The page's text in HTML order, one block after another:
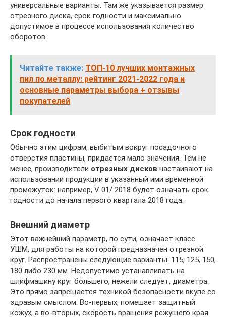
универсальные варианты. Там же указывается размер
отрезного диска, срок годности и максимально
допустимое в процессе использования количество
оборотов.
Читайте также: ТОП-10 лучших монтажных
пил по металлу: рейтинг 2021-2022 года и
основные параметры выбора + отзывы
покупателей
Срок годности
Обычно этим цифрам, выбитым вокруг посадочного
отверстия пластины, придается мало значения. Тем не
менее, производители отрезных дисков настаивают на
использовании продукции в указанный ими временной
промежуток: например, V 01/ 2018 будет означать срок
годности до начала первого квартала 2018 года.
Внешний диаметр
Этот важнейший параметр, по сути, означает класс
УШМ, для работы на которой предназначен отрезной
круг. Распространены следующие варианты: 115, 125, 150,
180 либо 230 мм. Недопустимо устанавливать на
шлифмашину круг большего, нежели следует, диаметра.
Это прямо запрещается техникой безопасности вкупе со
здравым смыслом. Во-первых, помешает защитный
кожух, а во-вторых, скорость вращения режущего края